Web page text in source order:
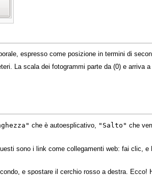
espresso come posizione in termini di
La scala dei fotogrammi parte da (0) e arriva
che è autoesplicativo, "Salto" che
sono i link come collegamenti web: fai clic, e
e spostare il cerchio rosso a destra. Ecco!